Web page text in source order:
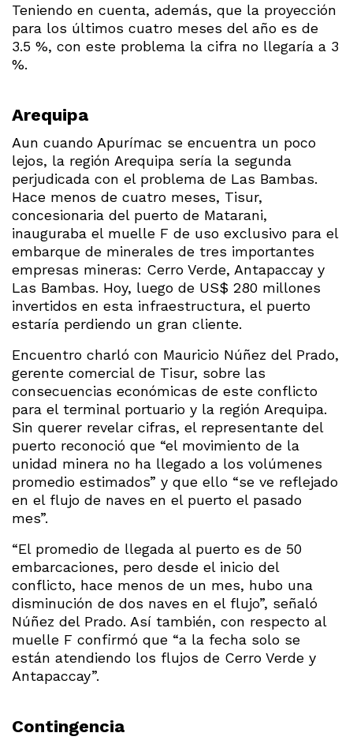
Teniendo en cuenta, además, que la proyección
para los últimos cuatro meses del año es de
3.5 %, con este problema la cifra no llegaría a 3
%.
Arequipa
Aun cuando Apurímac se encuentra un poco
lejos, la región Arequipa sería la segunda
perjudicada con el problema de Las Bambas.
Hace menos de cuatro meses, Tisur,
concesionaria del puerto de Matarani,
inauguraba el muelle F de uso exclusivo para el
embarque de minerales de tres importantes
empresas mineras: Cerro Verde, Antapaccay y
Las Bambas. Hoy, luego de US$ 280 millones
invertidos en esta infraestructura, el puerto
estaría perdiendo un gran cliente.
Encuentro charló con Mauricio Núñez del Prado,
gerente comercial de Tisur, sobre las
consecuencias económicas de este conflicto
para el terminal portuario y la región Arequipa.
Sin querer revelar cifras, el representante del
puerto reconoció que “el movimiento de la
unidad minera no ha llegado a los volúmenes
promedio estimados” y que ello “se ve reflejado
en el flujo de naves en el puerto el pasado
mes”.
“El promedio de llegada al puerto es de 50
embarcaciones, pero desde el inicio del
conflicto, hace menos de un mes, hubo una
disminución de dos naves en el flujo”, señaló
Núñez del Prado. Así también, con respecto al
muelle F confirmó que “a la fecha solo se
están atendiendo los flujos de Cerro Verde y
Antapaccay”.
Contingencia